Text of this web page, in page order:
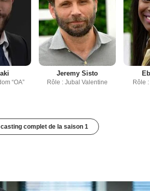
“OA”
Jeremy Sisto
Rôle : Jubal Valentine Rôle
complet de la saison 1